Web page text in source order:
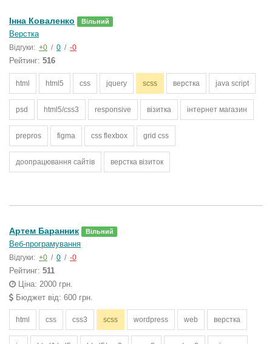
Інна Коваленко Вільний
Верстка
Відгуки: +0 / 0 / -0
Рейтинг: 516
html html5 css jquery scss верстка java script
psd html5/css3 responsive візитка інтернет магазин
prepros figma css flexbox grid css
доопрацювання сайтів верстка візиток
Артем Баранник Вільний
Веб-програмування
Відгуки: +0 / 0 / -0
Рейтинг: 511
Ціна: 2000 грн.
Бюджет від: 600 грн.
html css css3 scss wordpress web верстка